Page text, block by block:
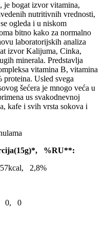
, je bogat izvor vitamina,
nutritivnih vrednosti,
ogleda i u niskom
bitno kako za normalno
laboratorijskih analiza
izvor Kalijuma, Cinka,
minerala. Predstavlja
vitamina B, vitamina
Usled svega
šećera je mnogo veća u
us svakodnevnoj
kafe i svih vrsta sokova i
%RU**:
2,8%
0, 0